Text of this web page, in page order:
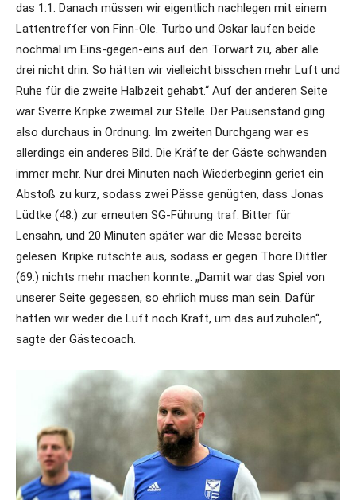
das 1:1. Danach müssen wir eigentlich nachlegen mit einem
Lattentreffer von Finn-Ole. Turbo und Oskar laufen beide
nochmal im Eins-gegen-eins auf den Torwart zu, aber alle
drei nicht drin. So hätten wir vielleicht bisschen mehr Luft und
Ruhe für die zweite Halbzeit gehabt.“ Auf der anderen Seite
war Sverre Kripke zweimal zur Stelle. Der Pausenstand ging
also durchaus in Ordnung. Im zweiten Durchgang war es
allerdings ein anderes Bild. Die Kräfte der Gäste schwanden
immer mehr. Nur drei Minuten nach Wiederbeginn geriet ein
Abstoß zu kurz, sodass zwei Pässe genügten, dass Jonas
Lüdtke (48.) zur erneuten SG-Führung traf. Bitter für
Lensahn, und 20 Minuten später war die Messe bereits
gelesen. Kripke rutschte aus, sodass er gegen Thore Dittler
(69.) nichts mehr machen konnte. „Damit war das Spiel von
unserer Seite gegessen, so ehrlich muss man sein. Dafür
hatten wir weder die Luft noch Kraft, um das aufzuholen“,
sagte der Gästecoach.